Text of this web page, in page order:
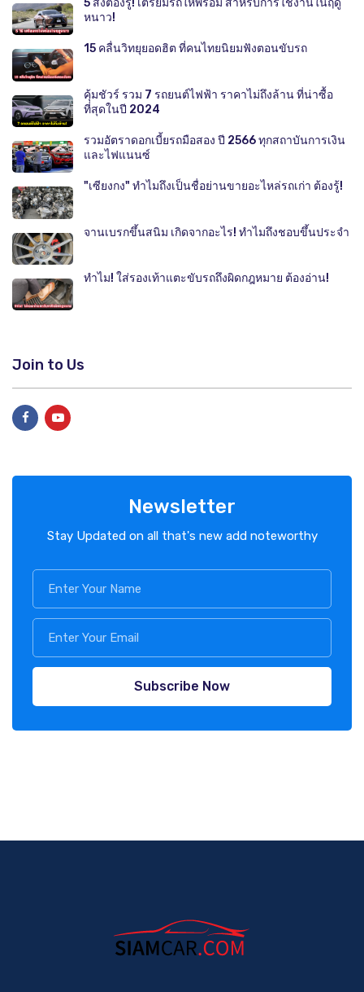
หนาว!
15 คลื่นวิทยุยอดฮิต ที่คนไทยนิยมฟังตอนขับรถ
คุ้มชัวร์ รวม 7 รถยนต์ไฟฟ้า ราคาไม่ถึงล้าน ที่น่าซื้อ
ที่สุดในปี 2024
รวมอัตราดอกเบี้ยรถมือสอง ปี 2566 ทุกสถาบันการเงิน
และไฟแนนซ์
"เซียงกง" ทำไมถึงเป็นชื่อย่านขายอะไหล่รถเก่า ต้องรู้!
จานเบรกขึ้นสนิม เกิดจากอะไร! ทำไมถึงชอบขึ้นประจำ
ทำไม! ใส่รองเท้าแตะขับรถถึงผิดกฎหมาย ต้องอ่าน!
Join to Us
Newsletter
Stay Updated on all that's new add noteworthy
Subscribe Now